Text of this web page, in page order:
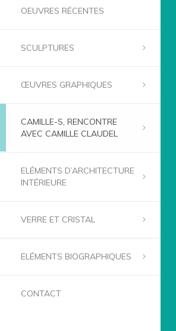
OEUVRES RÉCENTES
SCULPTURES
ŒUVRES GRAPHIQUES
CAMILLE-S, RENCONTRE
AVEC CAMILLE CLAUDEL
ELÉMENTS D’ARCHITECTURE
INTÉRIEURE
VERRE ET CRISTAL
ELÉMENTS BIOGRAPHIQUES
CONTACT